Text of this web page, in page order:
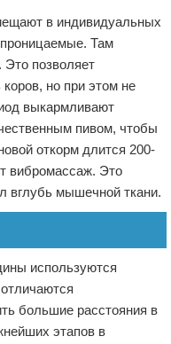
в индивидуальных
Там
позволяет
но при этом не
выкармливают
пивом, чтобы
откорм длится 200-
вибромассаж. Это
вглубь мышечной ткани.
используются
большие расстояния в
этапов в